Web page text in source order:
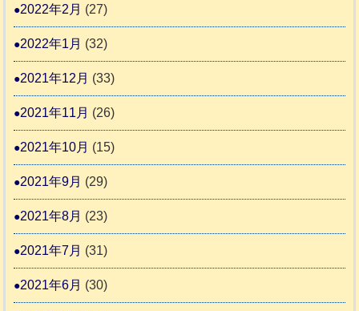
2022年2月 (27)
2022年1月 (32)
2021年12月 (33)
2021年11月 (26)
2021年10月 (15)
2021年9月 (29)
2021年8月 (23)
2021年7月 (31)
2021年6月 (30)